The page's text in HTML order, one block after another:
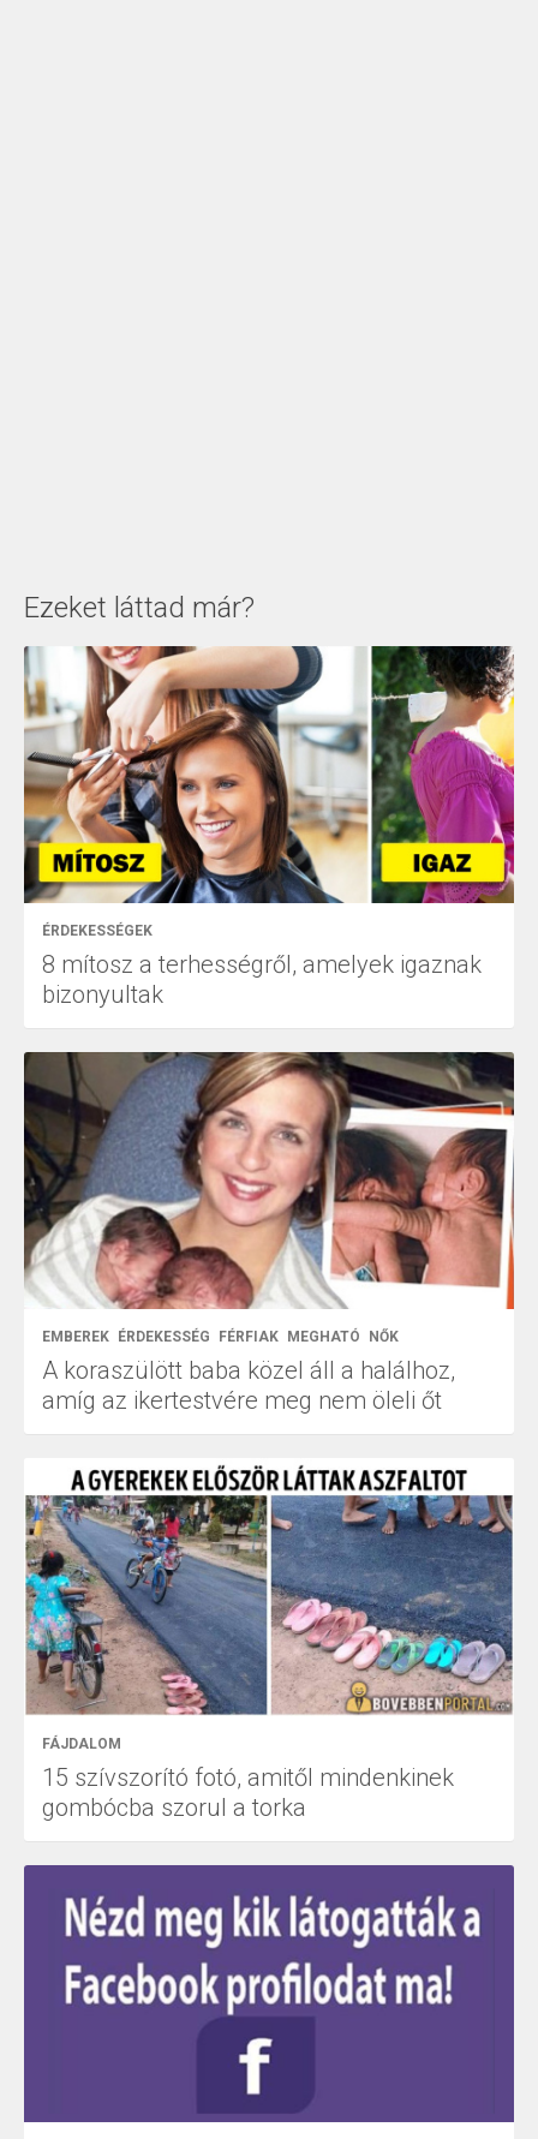
Ezeket láttad már?
ÉRDEKESSÉGEK
8 mítosz a terhességről, amelyek igaznak
bizonyultak
EMBEREK ÉRDEKESSÉG FÉRFIAK MEGHATÓ NŐK
A koraszülött baba közel áll a halálhoz,
amíg az ikertestvére meg nem öleli őt
FÁJDALOM
15 szívszorító fotó, amitől mindenkinek
gombócba szorul a torka